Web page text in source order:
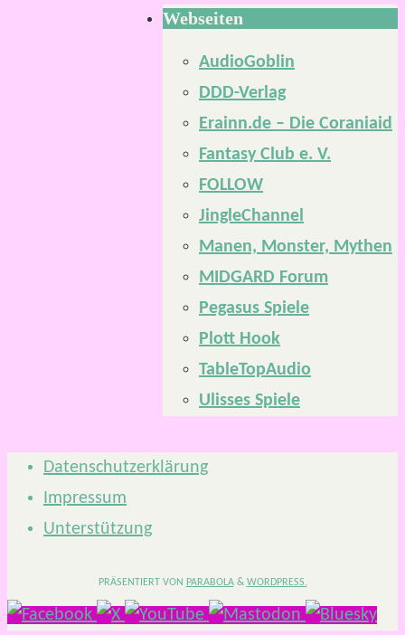
Webseiten
AudioGoblin
DDD-Verlag
Erainn.de – Die Coraniaid
Fantasy Club e. V.
FOLLOW
JingleChannel
Manen, Monster, Mythen
MIDGARD Forum
Pegasus Spiele
Plott Hook
TableTopAudio
Ulisses Spiele
Datenschutzerklärung
Impressum
Unterstützung
PRÄSENTIERT VON PARABOLA& WORDPRESS.